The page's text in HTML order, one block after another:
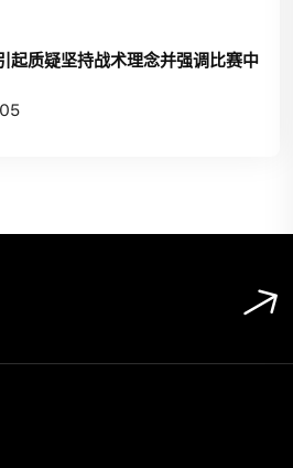
起质疑坚持战术理念并强调比赛中